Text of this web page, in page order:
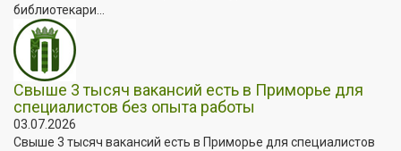
библиотекари...
Свыше 3 тысяч вакансий есть в Приморье для
специалистов без опыта работы
03.07.2026
Свыше 3 тысяч вакансий есть в Приморье для специалистов